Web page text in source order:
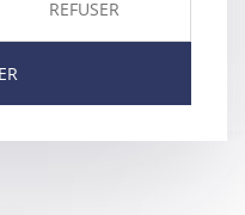
sont larges,
REFUSER